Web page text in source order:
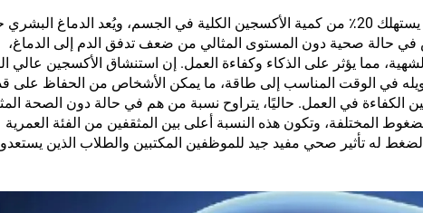
يشكل الدماغ البشري فقط 2٪ من وزن الجسم، لكنه يستهلك 20٪ من كمية الأكسجين الكلية في الجسم، ويُعد الدماغ
حالة صحية دون المستوى المثالي من ضعف تدفق الدم إلى الدماغ،
مما يؤثر على الذكاء وكفاءة العمل. إن استنشاق الأكسجين عالي
في الوقت المناسب إلى طاقة، ما يمكن الأشخاص من الحفاظ على
الكفاءة في العمل. حاليًا، يتراوح نسبة من هم في حالة دون الصحة
الضغوط المختلفة، وتكون هذه النسبة أعلى بين المثقفين من الفئة العمرية
له تأثير صحي مفيد جيد للموظفين المكتبين والطلاب الذين